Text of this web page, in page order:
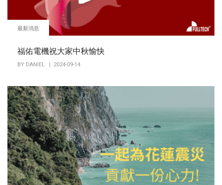
最新消息
福佑電機祝大家中秋愉快
BY DANIEL | 2024-09-14